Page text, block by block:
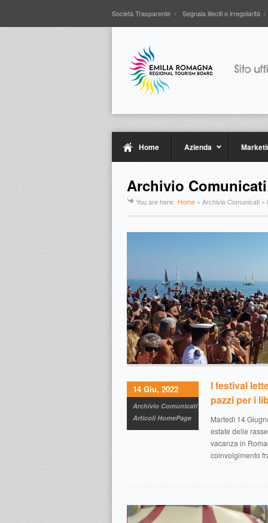
Società Trasparente Segnala illeciti o irregolarità
Home Azienda
Archivio Comunicati
You are here: Home » Archivio Comunicati »
I festival
pazzi per i
Martedì 14
estate delle
vacanza in
coinvolgimento
14 Giu, 2022
Archivio Comunicati
Articoli HomePage